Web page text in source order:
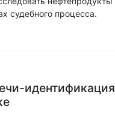
судебного процесса.
идентификация